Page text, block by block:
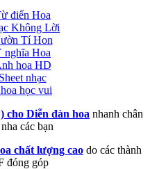
điển Hoa
Không Lời
Tí Hon
nghĩa Hoa
hoa HD
Sheet nhạc
học vui
cho Diễn đàn hoa nhanh chân
các bạn
chất lượng cao do các thành
đóng góp